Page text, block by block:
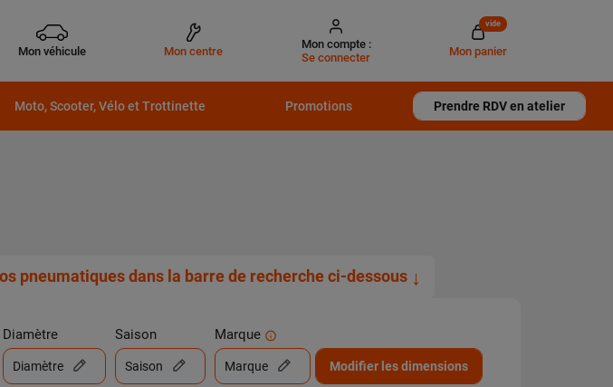
Mon véhicule Mon centre
Mon compte :
Se connecter
Mon panier
vide
Moto, Scooter, Vélo et Trottinette Promotions Prendre RDV en atelier
pneumatiques dans la barre de recherche ci-dessous ↓
Diamètre
Diamètre
Saison
Saison
Marque
Marque Modifier les dimensions